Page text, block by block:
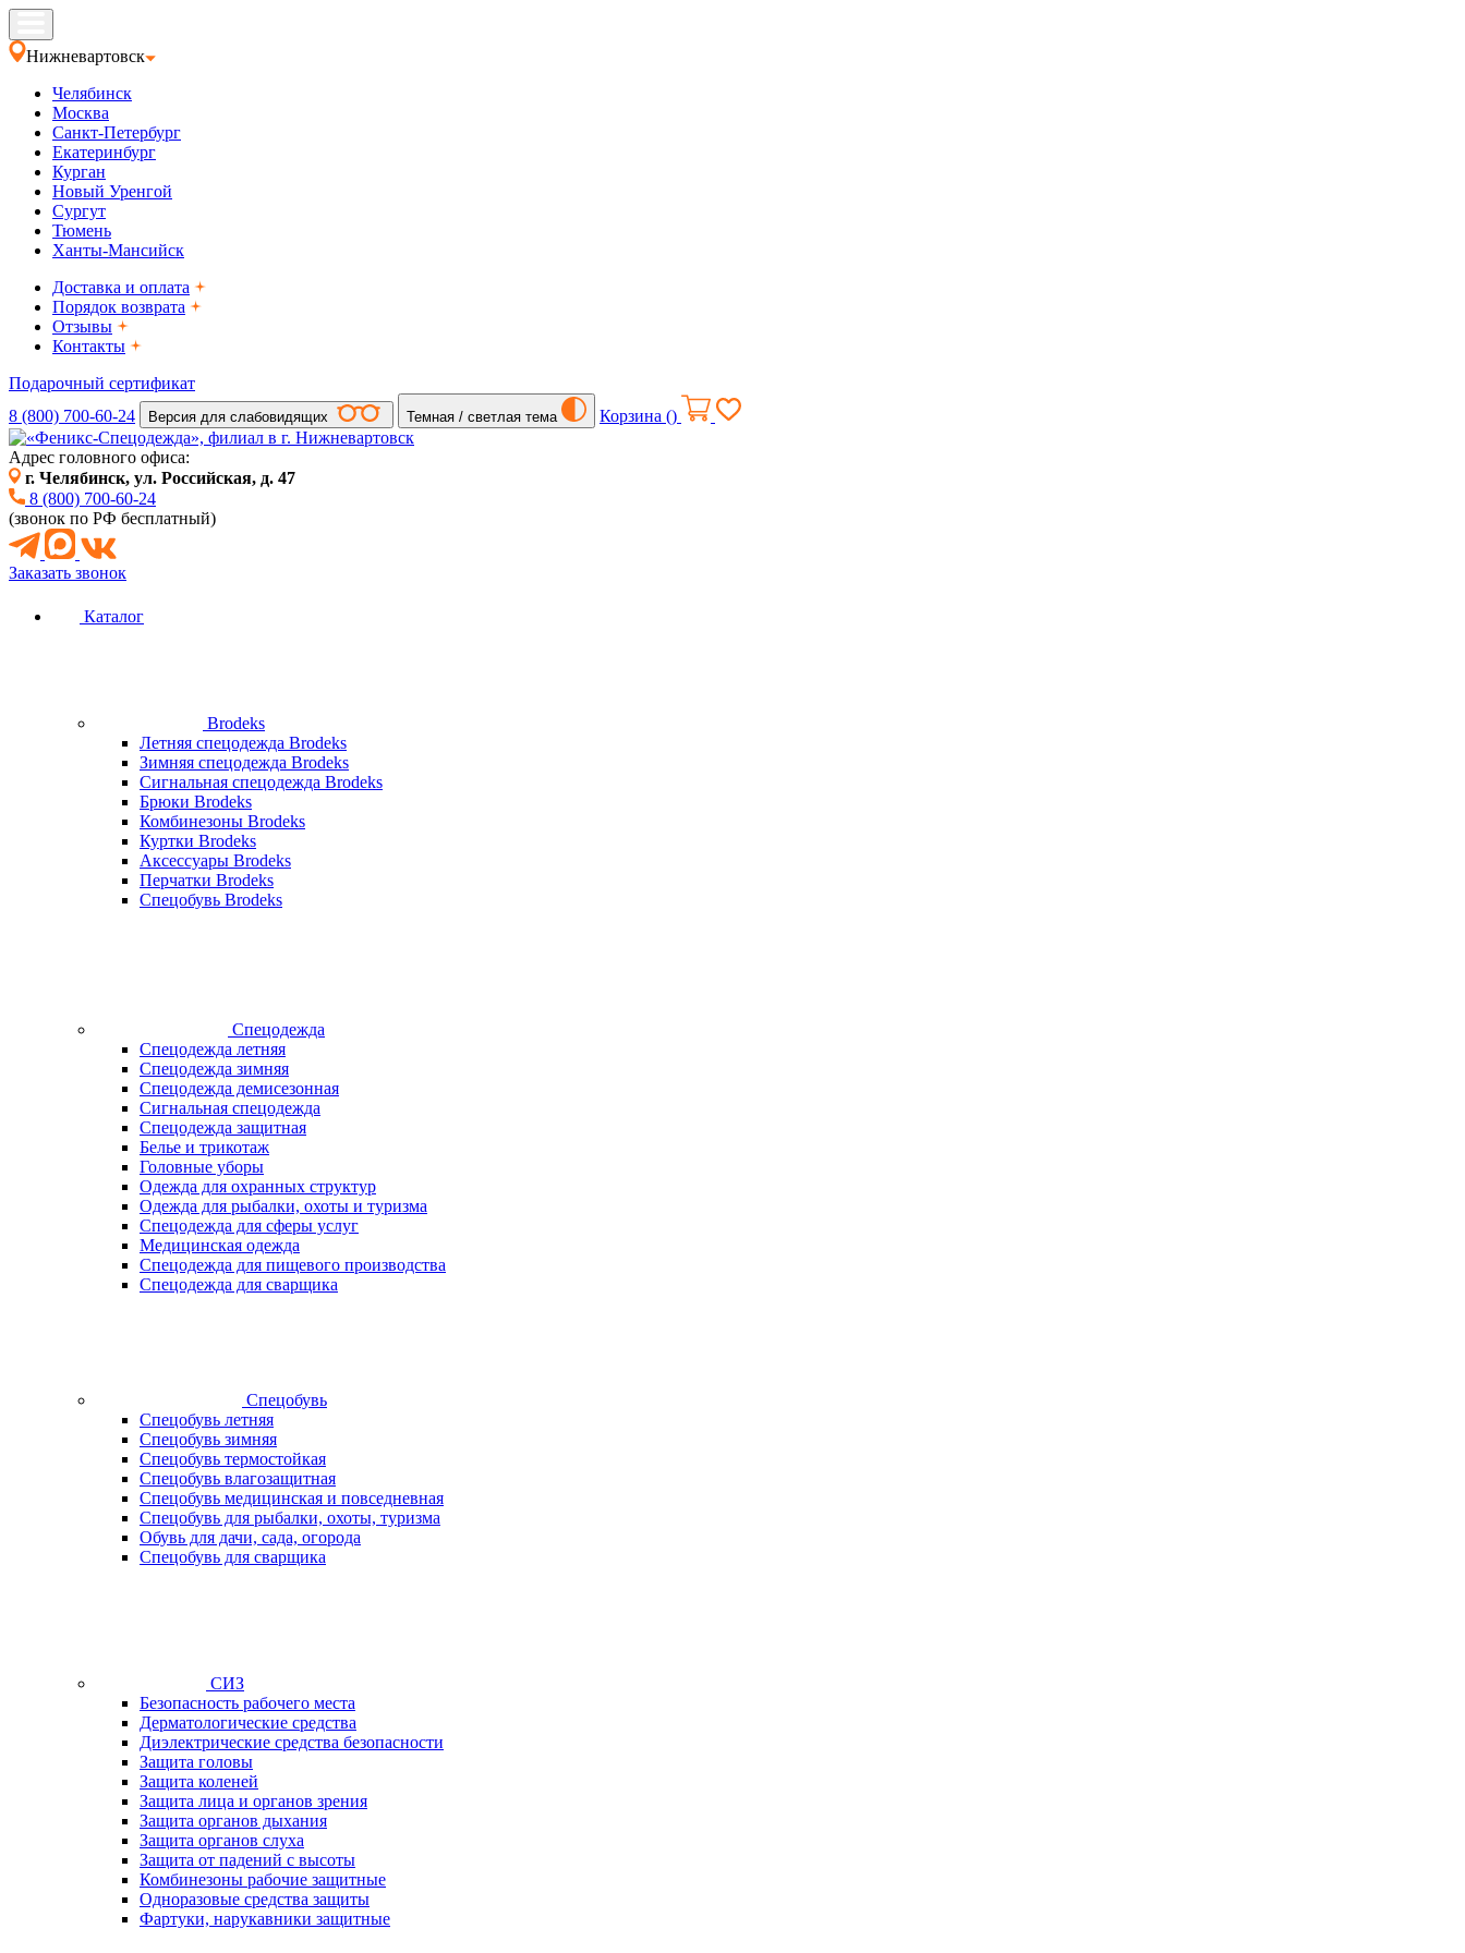
Нижневартовск
Челябинск
Москва
Санкт-Петербург
Екатеринбург
Курган
Новый Уренгой
Сургут
Тюмень
Ханты-Мансийск
Доставка и оплата
Порядок возврата
Отзывы
Контакты
Подарочный сертификат
8 (800) 700-60-24
Версия для слабовидящих Темная / светлая тема Корзина ()
Адрес головного офиса:
г. Челябинск, ул. Российская, д. 47
8 (800) 700-60-24
(звонок по РФ бесплатный)
Заказать звонок
Каталог
Brodeks
Летняя спецодежда Brodeks
Зимняя спецодежда Brodeks
Сигнальная спецодежда Brodeks
Брюки Brodeks
Комбинезоны Brodeks
Куртки Brodeks
Аксессуары Brodeks
Перчатки Brodeks
Спецобувь Brodeks
Спецодежда
Спецодежда летняя
Спецодежда зимняя
Спецодежда демисезонная
Сигнальная спецодежда
Спецодежда защитная
Белье и трикотаж
Головные уборы
Одежда для охранных структур
Одежда для рыбалки, охоты и туризма
Спецодежда для сферы услуг
Медицинская одежда
Спецодежда для пищевого производства
Спецодежда для сварщика
Спецобувь
Спецобувь летняя
Спецобувь зимняя
Спецобувь термостойкая
Спецобувь влагозащитная
Спецобувь медицинская и повседневная
Спецобувь для рыбалки, охоты, туризма
Обувь для дачи, сада, огорода
Спецобувь для сварщика
СИЗ
Безопасность рабочего места
Дерматологические средства
Диэлектрические средства безопасности
Защита головы
Защита коленей
Защита лица и органов зрения
Защита органов дыхания
Защита органов слуха
Защита от падений с высоты
Комбинезоны рабочие защитные
Одноразовые средства защиты
Фартуки, нарукавники защитные